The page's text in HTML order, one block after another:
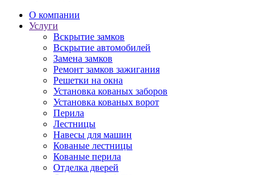
О компании
Услуги
Вскрытие замков
Вскрытие автомобилей
Замена замков
Ремонт замков зажигания
Решетки на окна
Установка кованых заборов
Установка кованых ворот
Перила
Лестницы
Навесы для машин
Кованые лестницы
Кованые перила
Отделка дверей